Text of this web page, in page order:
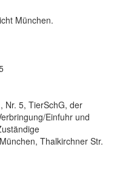
München.
Nr. 5, TierSchG, der
Einfuhr und
Thalkirchner Str.